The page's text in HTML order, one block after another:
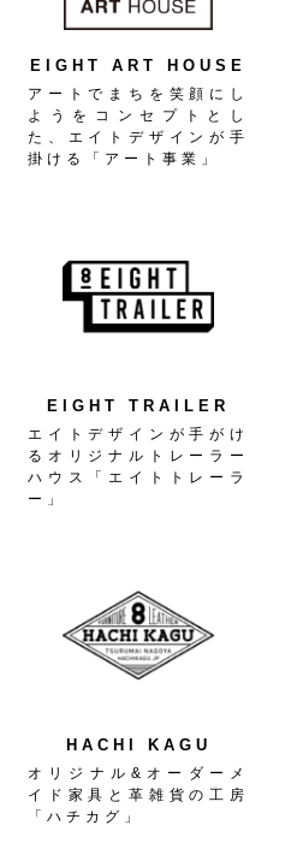
EIGHT ART HOUSE
アートでまちを笑顔にし
ようをコンセプトとし
た、エイトデザインが手
掛ける「アート事業」
EIGHT TRAILER
エイトデザインが手がけ
るオリジナルトレーラー
ハウス「エイトトレーラ
ー」
HACHI KAGU
オリジナル&オーダーメ
イド家具と革雑貨の工房
「ハチカグ」